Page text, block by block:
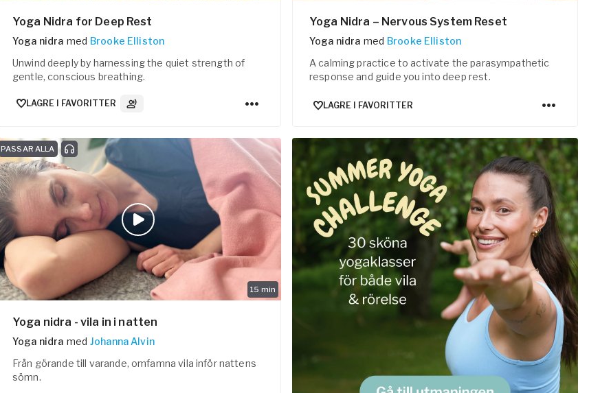
Yoga Nidra for Deep Rest
Yoga nidra med Brooke Elliston
Unwind deeply by harnessing the quiet strength of
gentle, conscious breathing.
LAGRE I FAVORITTER 3 Lydspor
Yoga Nidra – Nervous System Reset
Yoga nidra med Brooke Elliston
A calming practice to activate the parasympathetic
response and guide you into deep rest.
LAGRE I FAVORITTER
15 min
PASSAR ALLA
Yoga nidra - vila in i natten
Yoga nidra med Johanna Alvin
Från görande till varande, omfamna vila inför nattens
sömn.